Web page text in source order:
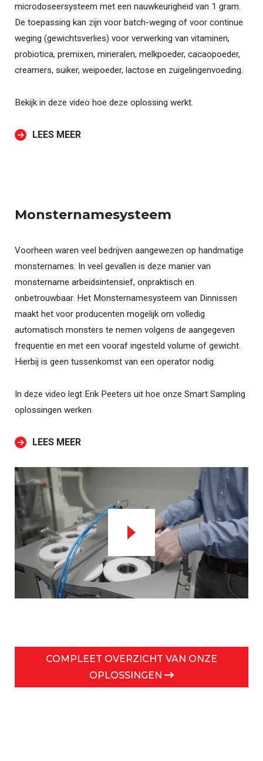
microdoseersysteem met een nauwkeurigheid van 1 gram.
De toepassing kan zijn voor batch-weging of voor continue
weging (gewichtsverlies) voor verwerking van vitaminen,
probiotica, premixen, mineralen, melkpoeder, cacaopoeder,
creamers, suiker, weipoeder, lactose en zuigelingenvoeding.
Bekijk in deze video hoe deze oplossing werkt.
LEES MEER
Monsternamesysteem
Voorheen waren veel bedrijven aangewezen op handmatige
monsternames. In veel gevallen is deze manier van
monstername arbeidsintensief, onpraktisch en
onbetrouwbaar. Het Monsternamesysteem van Dinnissen
maakt het voor producenten mogelijk om volledig
automatisch monsters te nemen volgens de aangegeven
frequentie en met een vooraf ingesteld volume of gewicht.
Hierbij is geen tussenkomst van een operator nodig.
In deze video legt Erik Peeters uit hoe onze Smart Sampling
oplossingen werken.
LEES MEER
COMPLEET OVERZICHT VAN ONZE
OPLOSSINGEN